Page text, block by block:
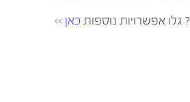
אפשרויות נוספות כאן >>